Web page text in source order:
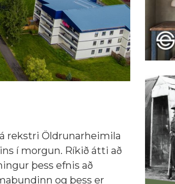
rekstri Öldrunarheimila
í morgun. Ríkið átti að
þess efnis að
og þess er